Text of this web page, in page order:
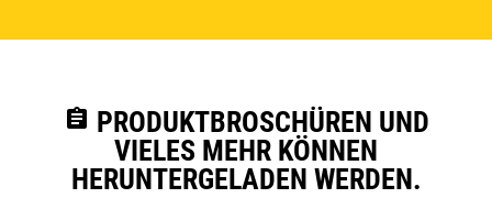
assignment PRODUKTBROSCHÜREN UND
VIELES MEHR KÖNNEN
HERUNTERGELADEN WERDEN.